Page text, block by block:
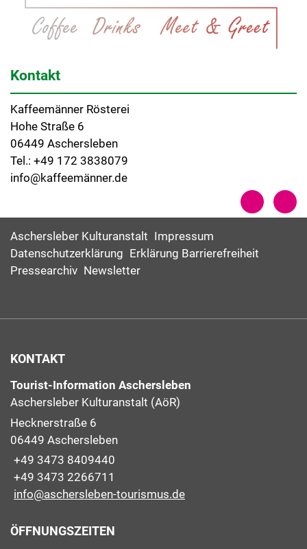
Kontakt
Kaffeemänner Rösterei
Hohe Straße 6
06449 Aschersleben
Tel.: +49 172 3838079
info@kaffeemänner.de
Aschersleber Kulturanstalt Impressum
Datenschutzerklärung Erklärung Barrierefreiheit
Pressearchiv Newsletter
KONTAKT
Tourist-Information Aschersleben
Aschersleber Kulturanstalt (AöR)
Hecknerstraße 6
06449 Aschersleben
+49 3473 8409440
+49 3473 2266711
info@aschersleben-tourismus.de
ÖFFNUNGSZEITEN